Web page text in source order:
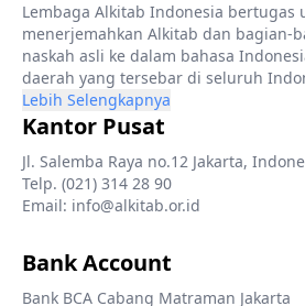
Lembaga Alkitab Indonesia bertugas
menerjemahkan Alkitab dan bagian-
naskah asli ke dalam bahasa
daerah yang tersebar di seluruh
Lebih Selengkapnya
Kantor Pusat
Jl. Salemba Raya no.12 Jakarta,
Telp. (021) 314 28 90
Email: info@alkitab.or.id
Bank Account
Bank BCA Cabang Matraman Jakarta